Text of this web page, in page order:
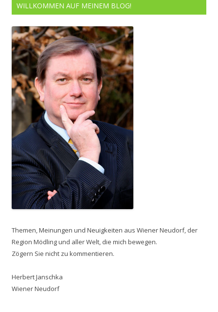
WILLKOMMEN AUF MEINEM BLOG!
Themen, Meinungen und Neuigkeiten aus Wiener Neudorf, der
Region Mödling und aller Welt, die mich bewegen.
Zögern Sie nicht zu kommentieren.
Herbert Janschka
Wiener Neudorf